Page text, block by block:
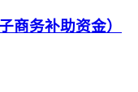
商务补助资金）